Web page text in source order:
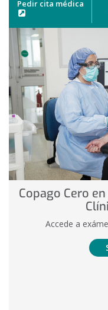
Pedir cita médica
Destacados
Número
diapositivas:
4
Copago Cero
Accede a